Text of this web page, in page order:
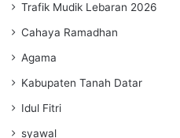
Trafik Mudik Lebaran 2026
Cahaya Ramadhan
Agama
Kabupaten Tanah Datar
Idul Fitri
syawal